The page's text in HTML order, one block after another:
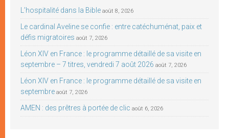
L’hospitalité dans la Bible août 8, 2026
Le cardinal Aveline se confie : entre catéchuménat, paix et
défis migratoires août 7, 2026
Léon XIV en France : le programme détaillé de sa visite en
septembre – 7 titres, vendredi 7 août 2026 août 7, 2026
Léon XIV en France : le programme détaillé de sa visite en
septembre août 7, 2026
AMEN : des prêtres à portée de clic août 6, 2026